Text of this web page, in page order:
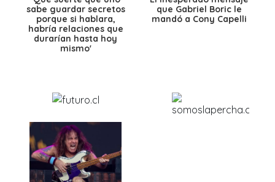
sabe guardar secretos
porque si hablara,
habría relaciones que
durarían hasta hoy
mismo'
que Gabriel Boric le
mandó a Cony Capelli